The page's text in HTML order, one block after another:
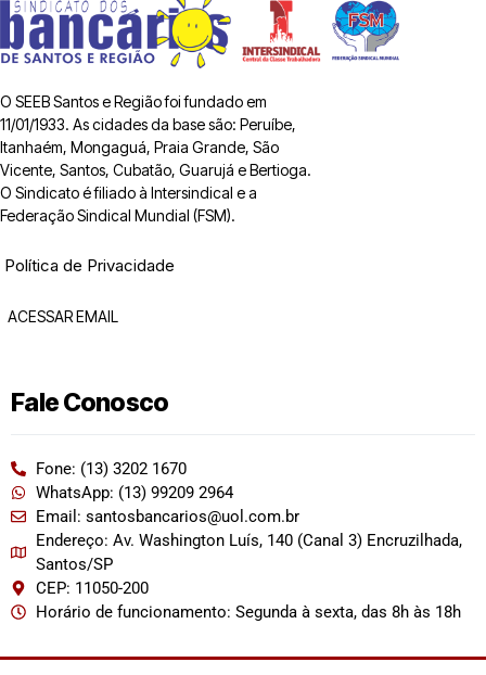
O SEEB Santos e Região foi fundado em
11/01/1933. As cidades da base são: Peruíbe,
Itanhaém, Mongaguá, Praia Grande, São
Vicente, Santos, Cubatão, Guarujá e Bertioga.
O Sindicato é filiado à Intersindical e a
Federação Sindical Mundial (FSM).
Política de Privacidade
ACESSAR EMAIL
Fale Conosco
Fone: (13) 3202 1670
WhatsApp: (13) 99209 2964
Email: santosbancarios@uol.com.br
Endereço: Av. Washington Luís, 140 (Canal 3) Encruzilhada,
Santos/SP
CEP: 11050-200
Horário de funcionamento: Segunda à sexta, das 8h às 18h